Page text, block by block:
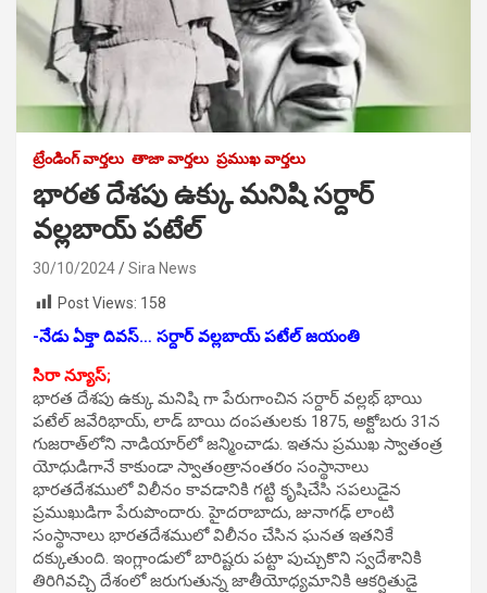
ట్రేండింగ్ వార్తలు తాజా వార్తలు ప్రముఖ వార్తలు
భారత దేశపు ఉక్కు మనిషి సర్దార్
వల్లబాయ్ పటేల్
30/10/2024
Sira News
Post Views: 158
-నేడు ఏక్తా దివస్… సర్దార్ వల్లబాయ్ పటేల్ జయంతి
సిరా న్యూస్;
భారత దేశపు ఉక్కు మనిషి గా పేరుగాంచిన సర్దార్ వల్లభ్ భాయి
పటేల్ జవేరిభాయ్, లాడ్ బాయి దంపతులకు 1875, అక్టోబరు 31న
గుజరాత్‌లోని నాడియార్‌లో జన్మించాడు. ఇతను ప్రముఖ స్వాతంత్ర
యోధుడిగానే కాకుండా స్వాతంత్రానంతరం సంస్థానాలు
భారతదేశములో విలీనం కావడానికి గట్టి కృషిచేసి సపలుడైన
ప్రముఖుడిగా పేరుపొందారు. హైదరాబాదు, జునాగఢ్ లాంటి
సంస్థానాలు భారతదేశములో విలీనం చేసిన ఘనత ఇతనికే
దక్కుతుంది. ఇంగ్లాండులో బారిష్టరు పట్టా పుచ్చుకొని స్వదేశానికి
తిరిగివచ్చి దేశంలో జరుగుతున్న జాతీయోధ్యమానికి ఆకర్షితుడై